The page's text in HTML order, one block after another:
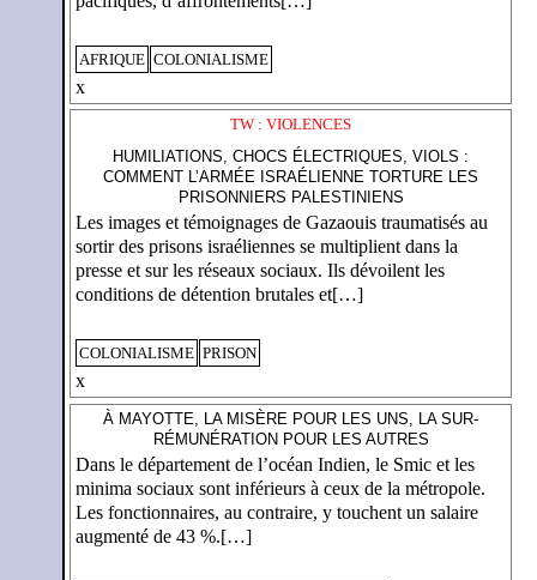
AFRIQUE COLONIALISME
x
TW : VIOLENCES
HUMILIATIONS, CHOCS ÉLECTRIQUES, VIOLS :
COMMENT L’ARMÉE ISRAÉLIENNE TORTURE LES
PRISONNIERS PALESTINIENS
Les images et témoignages de Gazaouis traumatisés au
sortir des prisons israéliennes se multiplient dans la
presse et sur les réseaux sociaux. Ils dévoilent les
conditions de détention brutales et[…]
COLONIALISME PRISON
x
À MAYOTTE, LA MISÈRE POUR LES UNS, LA SUR-
RÉMUNÉRATION POUR LES AUTRES
Dans le département de l’océan Indien, le Smic et les
minima sociaux sont inférieurs à ceux de la métropole.
Les fonctionnaires, au contraire, y touchent un salaire
augmenté de 43 %.[…]